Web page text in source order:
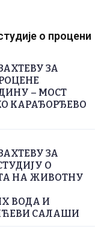
о процени
ЗА
– МОСТ
КАРАЂОРЂЕВО
ЗА
О
НА ЖИВОТНУ
ВОДА И
САЛАШИ